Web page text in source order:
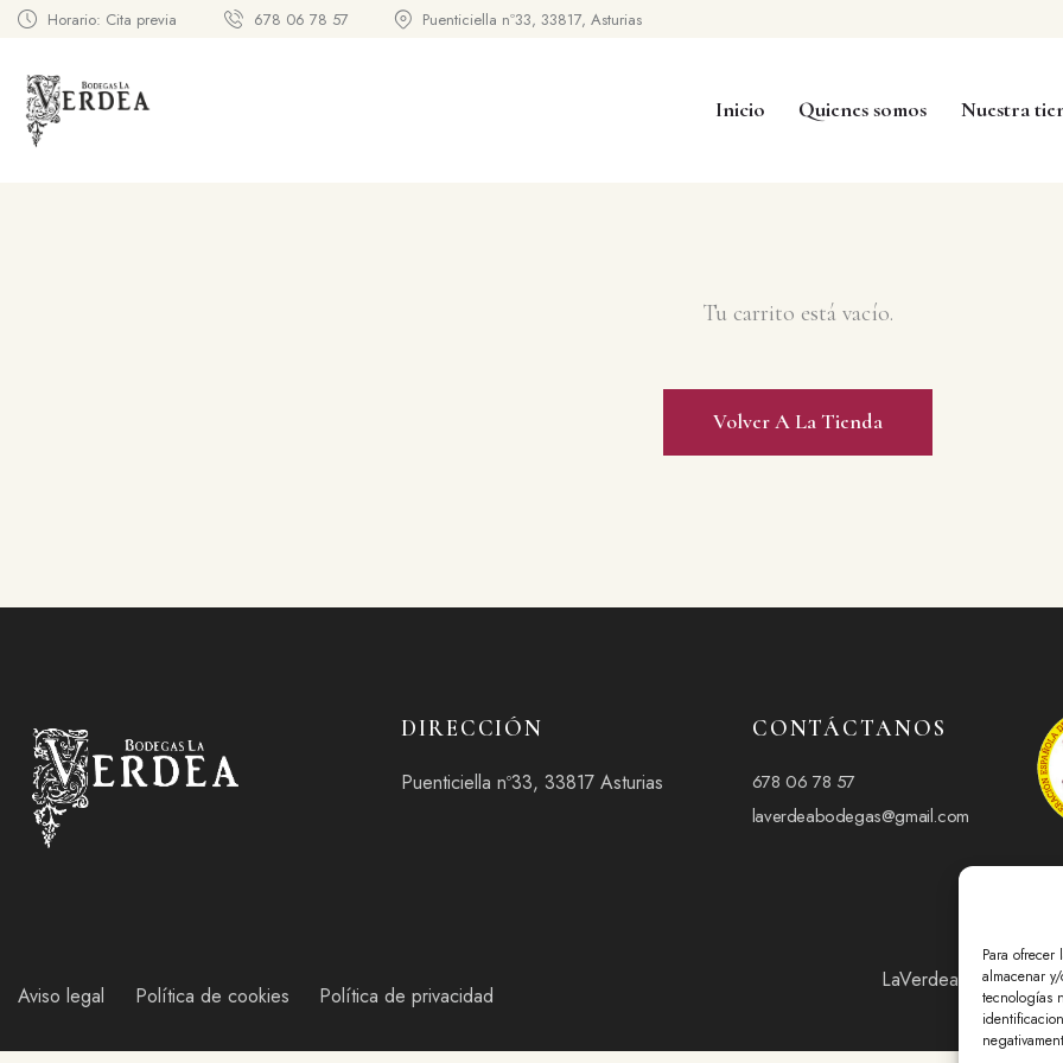
Para
almacenar
tecnologías
Horario: Cita previa 678 06 78 57 Puenticiella nº33, 33817, Asturias
Inicio Quienes somos Nuestra
Tu carrito está vacío.
Volver A La Tienda
DIRECCIÓN
Puenticiella nº33, 33817 Asturias
CONTÁCTANOS
678 06 78 57
laverdeabodegas@gmail.com
Aviso legal Política de cookies Política de privacidad
LaVerdea©
Todos